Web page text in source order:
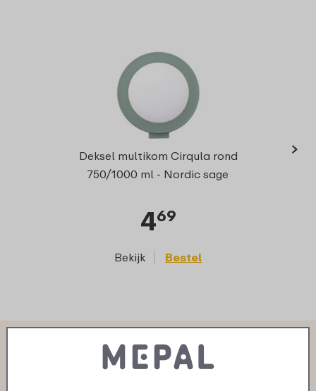
Deksel multikom Cirqula rond
750/1000 ml - Nordic sage
469
Bekijk Bestel
›
Wat anderen zeggen over
Multikom Cirqula 1000 ml: